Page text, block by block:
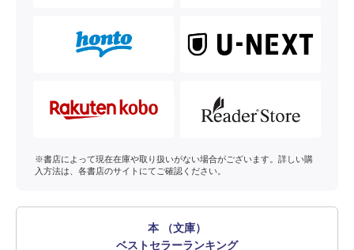
※書店によって現在在庫や取り扱いがない場合がございます。詳しい購
入方法は、各書店のサイトにてご確認ください。
本 （文庫）
ベストセラーランキング